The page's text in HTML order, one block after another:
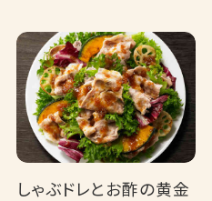
しゃぶドレとお酢の黄金